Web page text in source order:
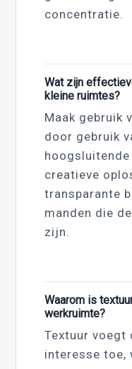
concentratie.
Wat zijn
kleine ruimtes?
Maak gebruik
door gebruik
creatieve
transparante
manden die
zijn.
Waarom is
werkruimte?
Textuur voegt
interesse toe,